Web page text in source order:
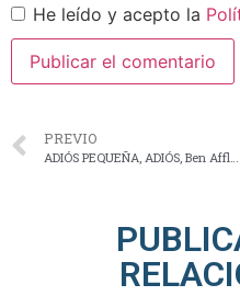
He leído y acepto la
PREVIO